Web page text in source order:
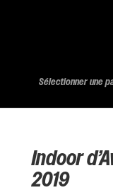
Sélectionner une
Indoor
2019